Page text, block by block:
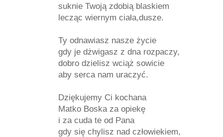
suknie Twoją zdobią blaskiem
lecząc wiernym ciała,dusze.
Ty odnawiasz nasze życie
gdy je dżwigasz z dna rozpaczy,
dobro dzielisz wciąż sowicie
aby serca nam uraczyć.
Dziękujemy Ci kochana
Matko Boska za opiekę
i za cuda te od Pana
gdy się chylisz nad człowiekiem,